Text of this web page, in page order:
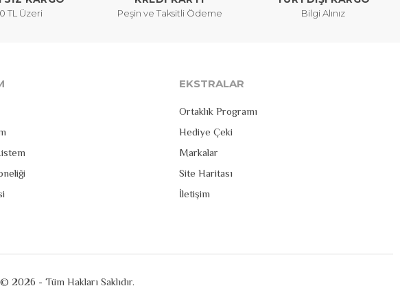
TL Üzeri Peşin ve Taksitli Ödeme Bilgi Alınız
EKSTRALAR
Ortaklık Programı
Hediye Çeki
Markalar
Site Haritası
İletişim
2026 - Tüm Hakları Saklıdır.